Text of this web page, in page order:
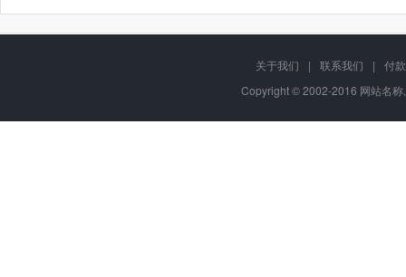
关于我们 | 联系我们 |
付
Copyright © 2002-2016 网站名